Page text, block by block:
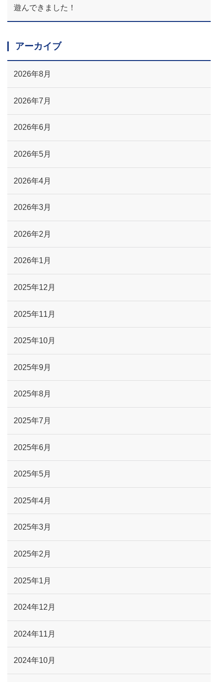
遊んできました！
アーカイブ
2026年8月
2026年7月
2026年6月
2026年5月
2026年4月
2026年3月
2026年2月
2026年1月
2025年12月
2025年11月
2025年10月
2025年9月
2025年8月
2025年7月
2025年6月
2025年5月
2025年4月
2025年3月
2025年2月
2025年1月
2024年12月
2024年11月
2024年10月